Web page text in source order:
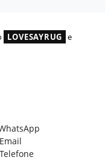
LOVESAYRUG e
Email
Telefone